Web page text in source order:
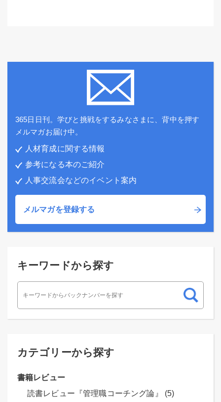
365日日刊。学びと挑戦をするみなさまに、背中を押す
メルマガお届け中。
人材育成に関する情報
参考になる本のご紹介
人事交流会などのイベント案内
メルマガを登録する
キーワードから探す
カテゴリーから探す
書籍レビュー
読書レビュー『管理職コーチング論』 (5)